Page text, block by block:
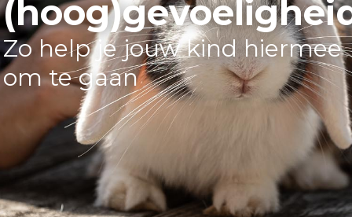
Zo help je jouw kind hiermee
om te gaan